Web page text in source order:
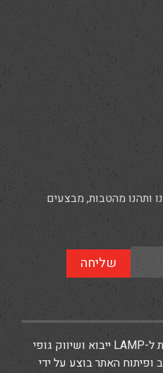
ותהנו מהטבות, מבצעים
שליחה
© 2026 כל הזכויות שמורות ל-LAMP ייבוא ושיווק גופי
ופיתוח האתר בוצע על ידי